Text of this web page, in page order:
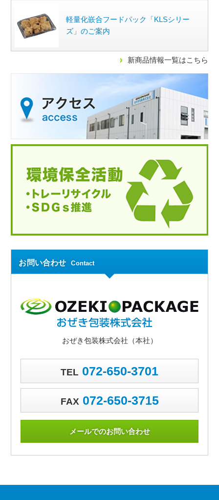
軽量化嵌合フードパック「KLSシリー
ズ」のご案内
新商品情報一覧はこちら
お問い合わせ Contact
おぜき包装株式会社（本社）
TEL 072-650-3701
FAX 072-650-3715
メールでのお問い合わせ